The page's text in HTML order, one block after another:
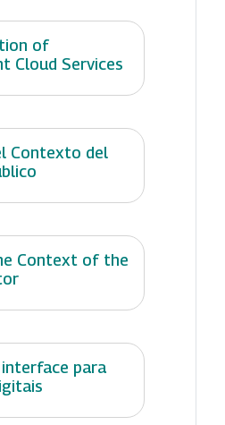
of
Cloud Services
Contexto del
Context of the
para